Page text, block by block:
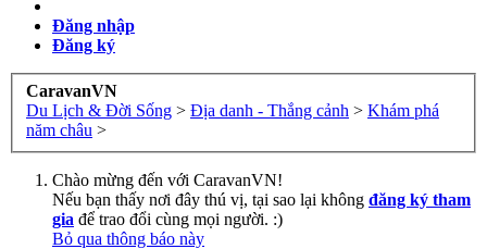
Đăng nhập
Đăng ký
CaravanVN
Du Lịch & Đời Sống > Địa danh - Thắng cảnh > Khám phá
năm châu >
Chào mừng đến với CaravanVN!
Nếu bạn thấy nơi đây thú vị, tại sao lại không đăng ký tham
gia để trao đổi cùng mọi người. :)
Bỏ qua thông báo này